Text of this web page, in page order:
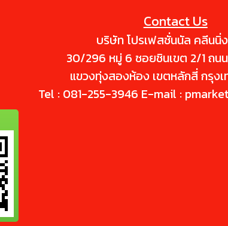
Contact Us
บริษัท โปรเฟสชั่นนัล คลีนนิ่
30/296 หมู่ 6 ซอยชินเขต 2/1 ถน
แขวงทุ่งสองห้อง เขตหลักสี่ กรุงเ
Tel : 081-255-3946 E-mail :